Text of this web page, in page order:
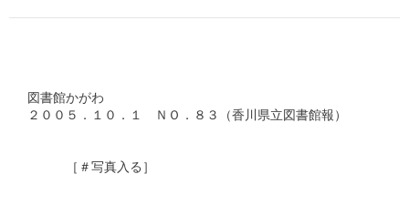
図書館かがわ
２００５．１０．１　ＮＯ．８３（香川県立図書館報）
［＃写真入る］